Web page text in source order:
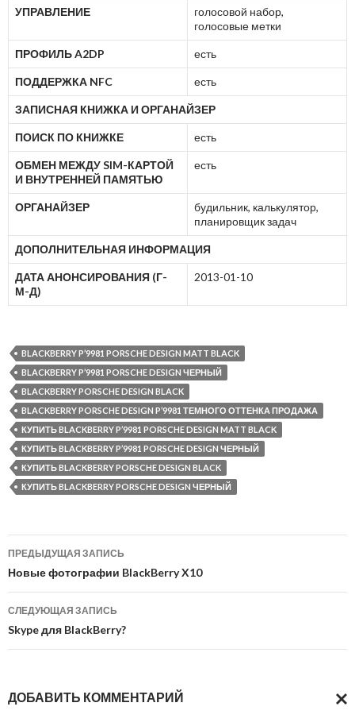
УПРАВЛЕНИЕ
голосовой набор,
голосовые метки
ПРОФИЛЬ A2DP есть
ПОДДЕРЖКА NFC есть
ЗАПИСНАЯ КНИЖКА И ОРГАНАЙЗЕР
ПОИСК ПО КНИЖКЕ есть
ОБМЕН МЕЖДУ SIM-КАРТОЙ
И ВНУТРЕННЕЙ ПАМЯТЬЮ
есть
ОРГАНАЙЗЕР
будильник, калькулятор,
планировщик задач
ДОПОЛНИТЕЛЬНАЯ ИНФОРМАЦИЯ
ДАТА АНОНСИРОВАНИЯ (Г-
М-Д)
2013-01-10
BLACKBERRY P’9981 PORSCHE DESIGN MATT BLACK
BLACKBERRY P’9981 PORSCHE DESIGN ЧЕРНЫЙ
BLACKBERRY PORSCHE DESIGN BLACK
BLACKBERRY PORSCHE DESIGN P’9981 ТЕМНОГО ОТТЕНКА ПРОДАЖА
КУПИТЬ BLACKBERRY P’9981 PORSCHE DESIGN MATT BLACK
КУПИТЬ BLACKBERRY P’9981 PORSCHE DESIGN ЧЕРНЫЙ
КУПИТЬ BLACKBERRY PORSCHE DESIGN BLACK
КУПИТЬ BLACKBERRY PORSCHE DESIGN ЧЕРНЫЙ
Навигация
по
записям
ПРЕДЫДУЩАЯ ЗАПИСЬ
Новые фотографии BlackBerry X10
СЛЕДУЮЩАЯ ЗАПИСЬ
Skype для BlackBerry?
ДОБАВИТЬ КОММЕНТАРИЙ